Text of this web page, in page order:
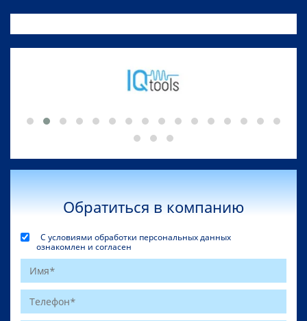
Обратиться в компанию
С условиями обработки персональных данных
ознакомлен и согласен